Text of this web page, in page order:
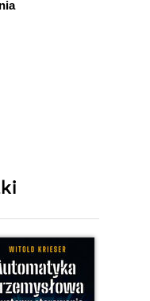
zacznij od
ryzyka
w